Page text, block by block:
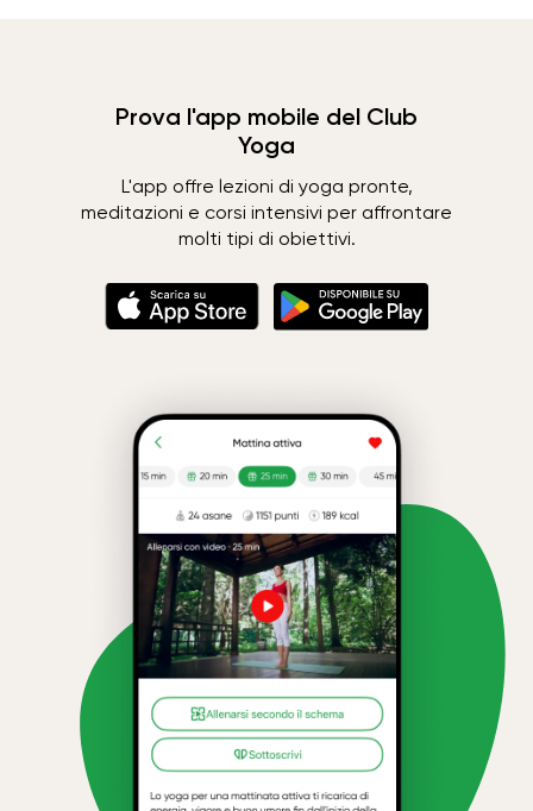
Prova l'app mobile del Club
Yoga
L'app offre lezioni di yoga pronte,
meditazioni e corsi intensivi per affrontare
molti tipi di obiettivi.